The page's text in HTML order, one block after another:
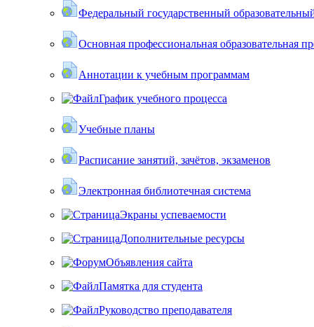
Федеральный государственный
Основная профессиональная образовательная
Аннотации к учебным программам
График учебного процесса
Учебные планы
Расписание занятий, зачётов, экзаменов
Электронная библиотечная система
Экраны успеваемости
Дополнительные ресурсы
Объявления сайта
Памятка для студента
Руководство преподавателя